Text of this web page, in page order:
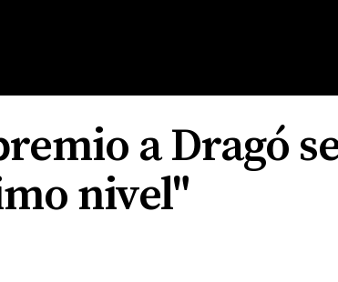
a Dragó
nivel"